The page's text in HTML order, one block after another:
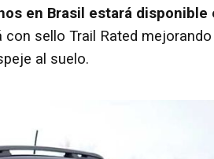
en Brasil estará disponible
con sello Trail Rated
al suelo.